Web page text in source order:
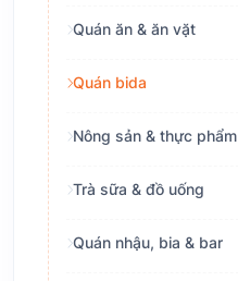
Quán ăn & ăn vặt
Quán bida
Nông sản & thực phẩm
Trà sữa & đồ uống
Quán nhậu, bia & bar